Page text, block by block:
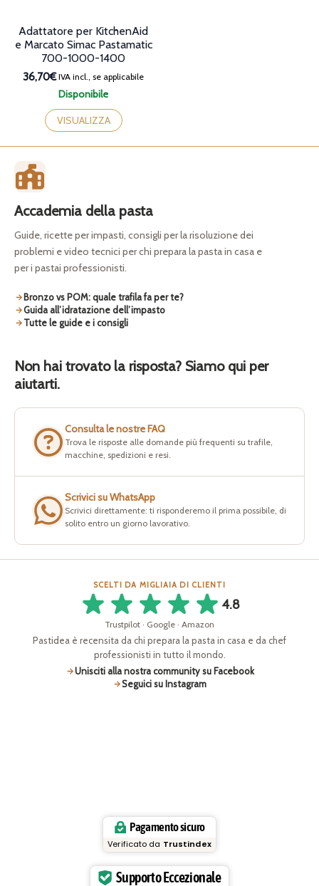
Disponibile
Adattatore per KitchenAid
e Marcato Simac Pastamatic
700-1000-1400
36,70€IVA incl., se applicabile
VISUALIZZA
Accademia della pasta
Guide, ricette per impasti, consigli per la risoluzione dei
problemi e video tecnici per chi prepara la pasta in casa e
per i pastai professionisti.
Bronzo vs POM: quale trafila fa per te?
Guida all’idratazione dell’impasto
Tutte le guide e i consigli
Non hai trovato la risposta? Siamo qui per
aiutarti.
Consulta le nostre FAQ
Trova le risposte alle domande più frequenti su trafile,
macchine, spedizioni e resi.
Scrivici su WhatsApp
Scrivici direttamente: ti risponderemo il prima possibile, di
solito entro un giorno lavorativo.
SCELTI DA MIGLIAIA DI CLIENTI
4.8
Trustpilot · Google · Amazon
Pastidea è recensita da chi prepara la pasta in casa e da chef
professionisti in tutto il mondo.
Unisciti alla nostra community su Facebook
Seguici su Instagram
Pagamento sicuro
Verificato da Trustindex
Supporto Eccezionale